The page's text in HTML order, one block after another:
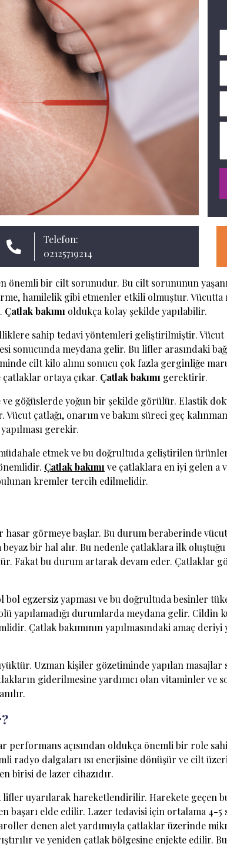
Telefon:
02125719214
önemli bir cilt sorunudur. Bu cilt sorununun
hamilelik gibi etmenler etkili olmuştur.
Çatlak bakımı oldukça kolay şekilde yapılabilir.
sahip tedavi yöntemleri geliştirilmiştir. Vücut
sonucunda meydana gelir. Bu lifler arasındaki
cilt kilo alımı sonucu çok fazla gerginliğe
ortaya çıkar. Çatlak bakımı gerektirir.
göğüslerde yoğun bir şekilde görülür. Elastik
çatlağı, onarım ve bakım süreci geç
gerekir.
etmek ve bu doğrultuda geliştirilen
Çatlakbakımı ve çatlaklara en iyi gelen
kremler tercih edilmelidir.
görmeye başlar. Bu durum beraberinde
bir hal alır. Bu nedenle çatlaklara ilk
Fakat bu durum artarak devam eder. Çatlaklar
egzersiz yapması ve bu doğrultuda besinler
yapılamadığı durumlarda meydana gelir. Cildin
Çatlak bakımının yapılmasındaki amaç
Uzman kişiler gözetiminde yapılan masajlar
giderilmesine yardımcı olan vitaminler ve
performans açısından oldukça önemli bir role
radyo dalgaları ısı enerjisine dönüşür ve cilt
birisi de lazer cihazıdır.
uyarılarak hareketlendirilir. Harekete geçen
başarı elde edilir. Lazer tedavisi için ortalama
denen alet yardımıyla çatlaklar üzerinde
ve yeniden çatlak bölgesine enjekte edilir.